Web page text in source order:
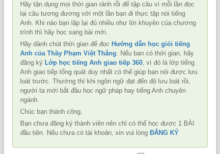
Hãy tận dụng mọi thời gian rảnh rỗi để tập câu vì mỗi lần đọc
lại câu tương đương với một lần bạn đi thực tập nói tiếng
Anh. Khi nào bạn lặp lại đủ nhiều như lời khuyên của chương
trình thì hãy học sang bài mới.
Hãy dành chút thời gian để đọc Hướng dẫn học giỏi tiếng
Anh của Thầy Phạm Việt Thắng. Nếu bạn có thời gian, hãy
đăng ký Lớp học tiếng Anh giao tiếp 360, vì đó là lớp tiếng
Anh giao tiếp tổng quát duy nhất có thể giúp bạn nói được lưu
loát trước. Thường thì khi ngôn ngữ đạt đến độ lưu loát rồi,
người ta mới bắt đầu học ngữ pháp hay tiếng Anh chuyên
ngành.
Chúc bạn thành công.
Bạn chưa đăng ký thành viên nên chỉ có thể học được 1 BÀI
đầu tiên. Nếu chưa có tài khoản, xin vui lòngĐĂNG KÝ